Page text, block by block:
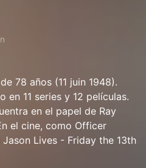
78 años (11 juin 1948).
en 11 series y 12 películas.
en el papel de Ray
el cine, como Officer
Lives - Friday the 13th